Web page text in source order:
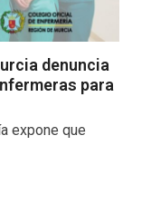
denuncia
para
expone que